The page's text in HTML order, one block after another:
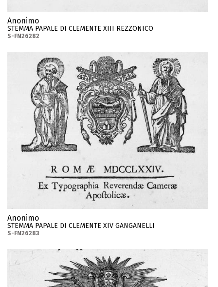
Anonimo
STEMMA PAPALE DI CLEMENTE XIII REZZONICO
S-FN26282
Anonimo
STEMMA PAPALE DI CLEMENTE XIV GANGANELLI
S-FN26283